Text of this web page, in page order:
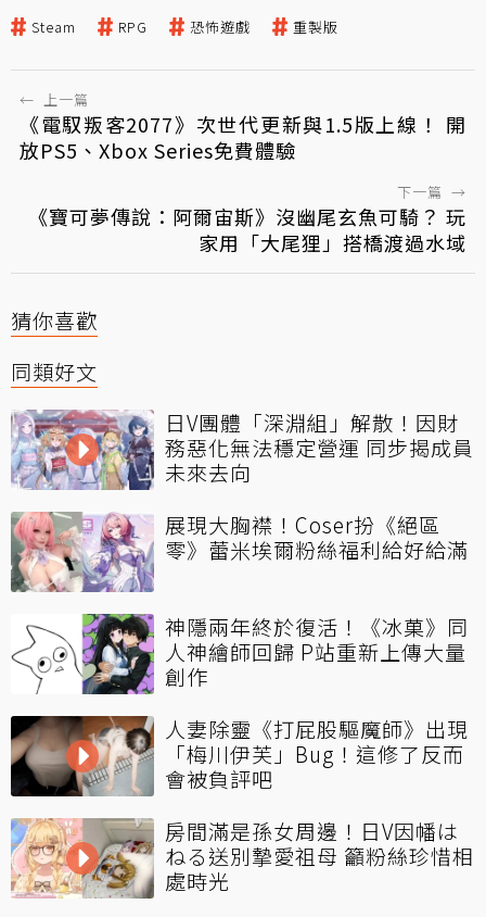
Steam RPG 恐怖遊戲 重製版
← 上一篇
《電馭叛客2077》次世代更新與1.5版上線！ 開
放PS5、Xbox Series免費體驗
下一篇 →
《寶可夢傳說：阿爾宙斯》沒幽尾玄魚可騎？ 玩
家用「大尾狸」搭橋渡過水域
猜你喜歡
同類好文
日V團體「深淵組」解散！因財
務惡化無法穩定營運 同步揭成員
未來去向
展現大胸襟！Coser扮《絕區
零》蕾米埃爾粉絲福利給好給滿
神隱兩年終於復活！《冰菓》同
人神繪師回歸 P站重新上傳大量
創作
人妻除靈《打屁股驅魔師》出現
「梅川伊芙」Bug！這修了反而
會被負評吧
房間滿是孫女周邊！日V因幡は
ねる送別摯愛祖母 籲粉絲珍惜相
處時光